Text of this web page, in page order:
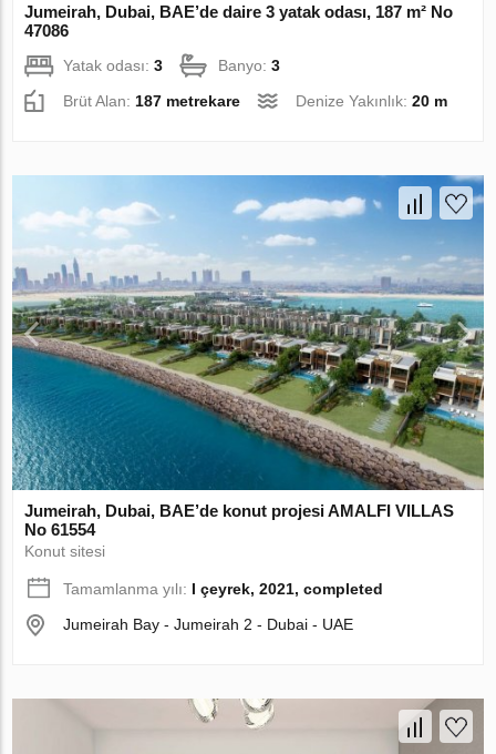
Jumeirah, Dubai, BAE’de daire 3 yatak odası, 187 m² No
47086
Yatak odası:3 Banyo:3
Brüt Alan: 187 metrekare Denize Yakınlık:20 m
Jumeirah, Dubai, BAE’de konut projesi AMALFI VILLAS
No 61554
Konut sitesi
Tamamlanma yılı: I çeyrek, 2021, completed
Jumeirah Bay - Jumeirah 2 - Dubai - UAE